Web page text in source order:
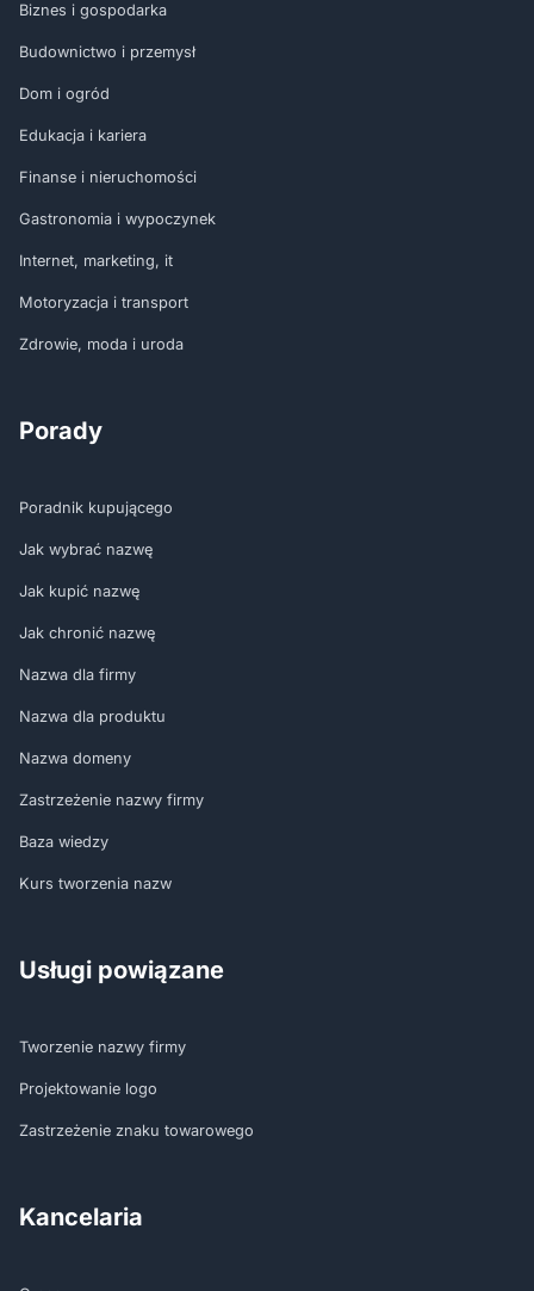
Biznes i gospodarka
Budownictwo i przemysł
Dom i ogród
Edukacja i kariera
Finanse i nieruchomości
Gastronomia i wypoczynek
Internet, marketing, it
Motoryzacja i transport
Zdrowie, moda i uroda
Porady
Poradnik kupującego
Jak wybrać nazwę
Jak kupić nazwę
Jak chronić nazwę
Nazwa dla firmy
Nazwa dla produktu
Nazwa domeny
Zastrzeżenie nazwy firmy
Baza wiedzy
Kurs tworzenia nazw
Usługi powiązane
Tworzenie nazwy firmy
Projektowanie logo
Zastrzeżenie znaku towarowego
Kancelaria